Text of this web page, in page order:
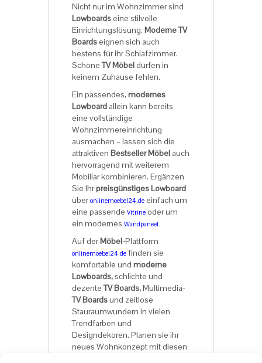
Nicht nur im Wohnzimmer sind
Lowboardseine stilvolle
Einrichtungslösung. Moderne TV
Boardseignen sich auch
bestens für ihr Schlafzimmer.
SchöneTV Möbeldürfen in
keinem Zuhause fehlen.
Ein passendes, modernes
Lowboardallein kann bereits
eine vollständige
Wohnzimmereinrichtung
ausmachen – lassen sich die
attraktiven Bestseller Möbelauch
hervorragend mit weiterem
Mobiliar kombinieren. Ergänzen
Sie Ihrpreisgünstiges Lowboard
über onlinemoebel24.de einfach um
eine passende Vitrine oder um
ein modernes Wandpaneel.
Auf derMöbel-Plattform
onlinemoebel24.de finden sie
komfortable und moderne
Lowboards,schlichte und
dezenteTV Boards,Multimedia-
TV Boardsund zeitlose
Stauraumwundern in vielen
Trendfarben und
Designdekoren. Planen sie ihr
neues Wohnkonzept mit diesen